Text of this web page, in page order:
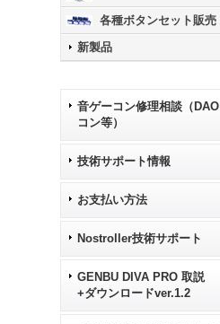
各種ボタンセット販売
新製品
音ゲーコン修理相談（DAO
コン等）
技術サポート情報
お支払い方法
Nostroller技術サポート
GENBU DIVA PRO 取説
+ダウンロードver.1.2